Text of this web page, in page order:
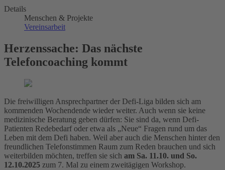
Details
Menschen & Projekte
Vereinsarbeit
Herzenssache: Das nächste
Telefoncoaching kommt
Die freiwilligen Ansprechpartner der Defi-Liga bilden sich am
kommenden Wochendende wieder weiter. Auch wenn sie keine
medizinische Beratung geben dürfen: Sie sind da, wenn Defi-
Patienten Redebedarf oder etwa als „Neue“ Fragen rund um das
Leben mit dem Defi haben. Weil aber auch die Menschen hinter den
freundlichen Telefonstimmen Raum zum Reden brauchen und sich
weiterbilden möchten, treffen sie sich am Sa. 11.10. und So.
12.10.2025 zum 7. Mal zu einem zweitägigen Workshop.